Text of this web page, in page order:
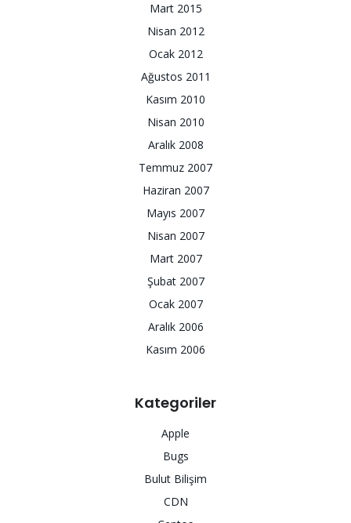
Mart 2015
Nisan 2012
Ocak 2012
Ağustos 2011
Kasım 2010
Nisan 2010
Aralık 2008
Temmuz 2007
Haziran 2007
Mayıs 2007
Nisan 2007
Mart 2007
Şubat 2007
Ocak 2007
Aralık 2006
Kasım 2006
Kategoriler
Apple
Bugs
Bulut Bilişim
CDN